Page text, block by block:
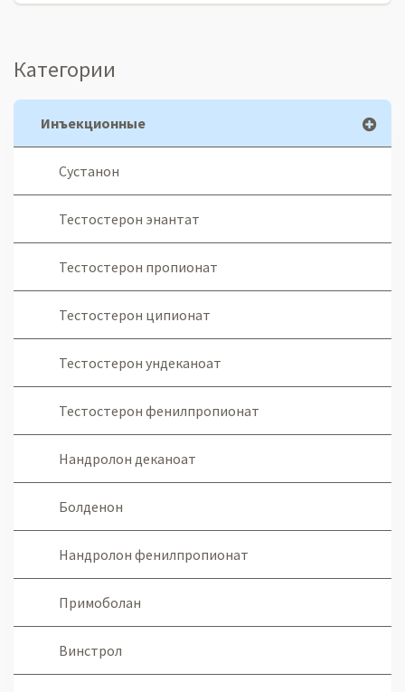
Категории
Инъекционные
Сустанон
Тестостерон энантат
Тестостерон пропионат
Тестостерон ципионат
Тестостерон ундеканоат
Тестостерон фенилпропионат
Нандролон деканоат
Болденон
Нандролон фенилпропионат
Примоболан
Винстрол